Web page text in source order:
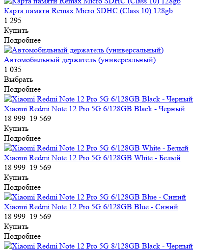
Карта памяти Remax Micro SDHC (Class 10) 128gb
1 295
Купить
Подробнее
Автомобильный держатель (универсальный)
1 035
Выбрать
Подробнее
Xiaomi Redmi Note 12 Pro 5G 6/128GB Black - Черный
18 999 19 569
Купить
Подробнее
Xiaomi Redmi Note 12 Pro 5G 6/128GB White - Белый
18 999 19 569
Купить
Подробнее
Xiaomi Redmi Note 12 Pro 5G 6/128GB Blue - Синий
18 999 19 569
Купить
Подробнее